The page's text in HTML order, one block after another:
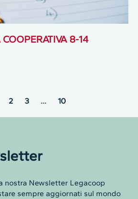
8-14
2 3 … 10
nostra Newsletter Legacoop
sempre aggiornati sul mondo